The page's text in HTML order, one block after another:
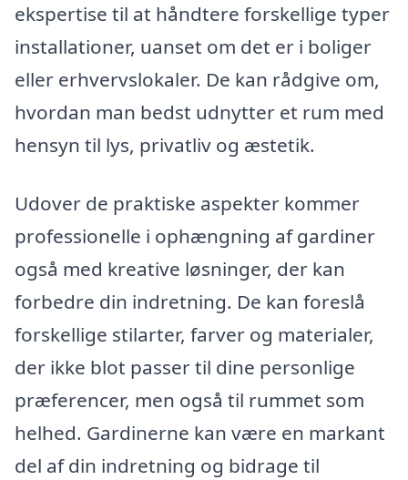
ekspertise til at håndtere forskellige typer
installationer, uanset om det er i boliger
eller erhvervslokaler. De kan rådgive om,
hvordan man bedst udnytter et rum med
hensyn til lys, privatliv og æstetik.
Udover de praktiske aspekter kommer
professionelle i ophængning af gardiner
også med kreative løsninger, der kan
forbedre din indretning. De kan foreslå
forskellige stilarter, farver og materialer,
der ikke blot passer til dine personlige
præferencer, men også til rummet som
helhed. Gardinerne kan være en markant
del af din indretning og bidrage til